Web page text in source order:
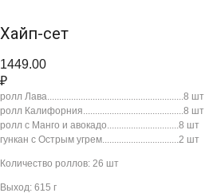
Хайп-сет
1449.00
₽
ролл Лава.........................................................8 шт
ролл Калифорния..........................................8 шт
ролл с Манго и авокадо..............................8 шт
гункан с Острым угрем................................2 шт
Количество роллов: 26 шт
Выход: 615 г